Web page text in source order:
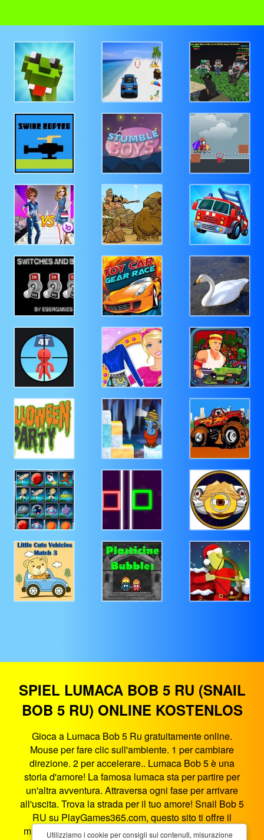
SPIEL LUMACA BOB 5 RU (SNAIL
BOB 5 RU) ONLINE KOSTENLOS
Gioca a Lumaca Bob 5 Ru gratuitamente online.
Mouse per fare clic sull'ambiente. 1 per cambiare
direzione. 2 per accelerare.. Lumaca Bob 5 è una
storia d'amore! La famosa lumaca sta per partire per
un'altra avventura. Attraversa ogni fase per arrivare
all'uscita. Trova la strada per il tuo amore! Snail Bob 5
RU su PlayGames365.com, questo sito ti offre il
miglior intrattenimento di gioco nel browser. Lumaca
Utilizziamo i cookie per consigli sui contenuti, misurazione